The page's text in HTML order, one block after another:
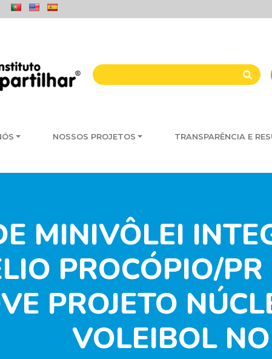
NOSSOS PROJETOS TRANSPARÊNCIA E
MINIVÔLEI
PROCÓPIO/
PROJETO
VOLEIBOL